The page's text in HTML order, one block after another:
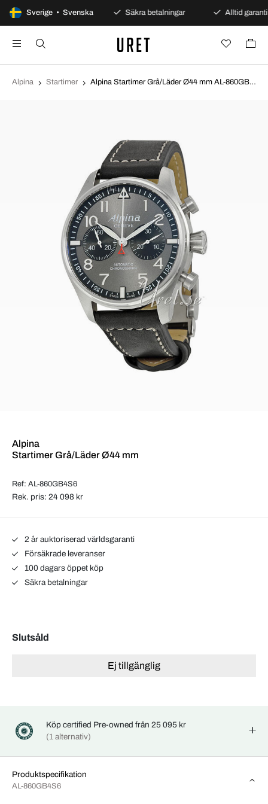
Sverige • Svenska
100 dagars öppet köp Säkra betalningar Alltid garanti
Alpina Startimer Alpina Startimer Grå/Läder Ø44 mm AL-860GB4S6
Alpina
Startimer Grå/Läder Ø44 mm
Ref: AL-860GB4S6
Rek. pris: 24 098 kr
2 år auktoriserad världsgaranti
Försäkrade leveranser
100 dagars öppet köp
Säkra betalningar
Slutsåld
Ej tillgänglig
Köp certified Pre-owned från 25 095 kr
(1 alternativ)
Produktspecifikation
AL-860GB4S6